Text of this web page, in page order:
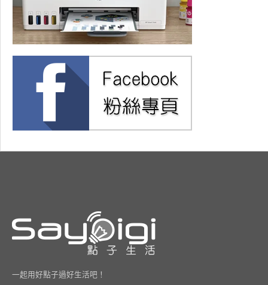
一起用好點子過好生活吧！